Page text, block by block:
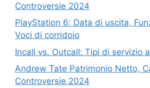
Controversie 2024
PlayStation 6: Data di uscita,
Voci di corridoio
Incall vs. Outcall: Tipi di servizio
Andrew Tate Patrimonio Netto,
Controversie 2024